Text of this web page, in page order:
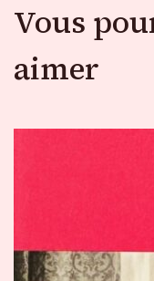
Vous
aimer